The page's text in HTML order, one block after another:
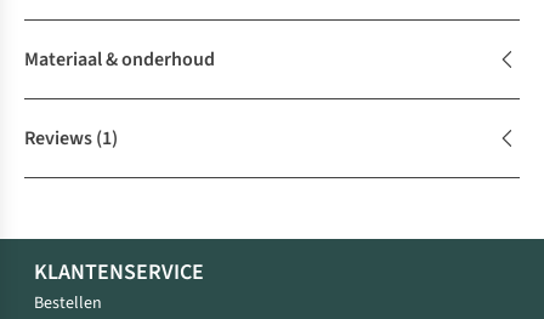
Materiaal & onderhoud
Reviews(1)
KLANTENSERVICE
Bestellen